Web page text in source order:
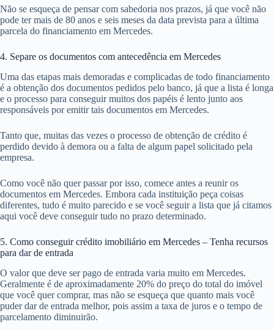
Não se esqueça de pensar com sabedoria nos prazos, já que você não
pode ter mais de 80 anos e seis meses da data prevista para a última
parcela do financiamento em Mercedes.
4. Separe os documentos com antecedência em Mercedes
Uma das etapas mais demoradas e complicadas de todo financiamento
é a obtenção dos documentos pedidos pelo banco, já que a lista é longa
e o processo para conseguir muitos dos papéis é lento junto aos
responsáveis por emitir tais documentos em Mercedes.
Tanto que, muitas das vezes o processo de obtenção de crédito é
perdido devido à demora ou a falta de algum papel solicitado pela
empresa.
Como você não quer passar por isso, comece antes a reunir os
documentos em Mercedes. Embora cada instituição peça coisas
diferentes, tudo é muito parecido e se você seguir a lista que já citamos
aqui você deve conseguir tudo no prazo determinado.
5. Como conseguir crédito imobiliário em Mercedes – Tenha recursos
para dar de entrada
O valor que deve ser pago de entrada varia muito em Mercedes.
Geralmente é de aproximadamente 20% do preço do total do imóvel
que você quer comprar, mas não se esqueça que quanto mais você
puder dar de entrada melhor, pois assim a taxa de juros e o tempo de
parcelamento diminuirão.